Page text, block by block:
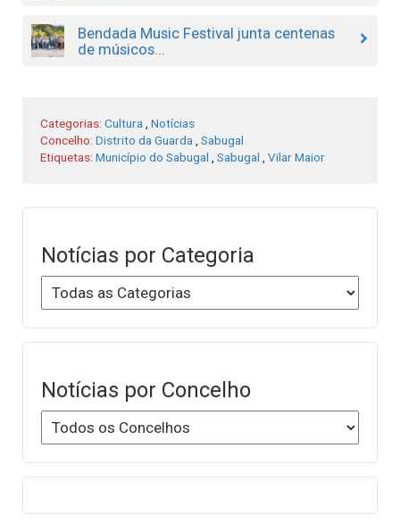
Bendada Music Festival junta centenas
de músicos...
Categorias: Cultura, Notícias
Concelho: Distrito da Guarda, Sabugal
Etiquetas: Município do Sabugal , Sabugal , Vilar Maior
Notícias por Categoria
Notícias por Concelho